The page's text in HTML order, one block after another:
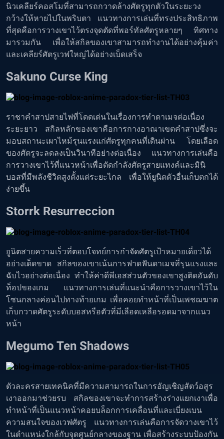
นิวเคลียร์คอสโมที่สามารถกวาดล้างศัตรูทุกตัวในระยะวง
กว้างให้หายไปในพริบตา แนวทางการเล่นที่ทรงประสิทธิภาพ
ที่สุดคือการวางเขาไว้ตรงจุดตัดที่พอร์ทัลศัตรูหลายๆ ทิศทาง
มารวมกัน เพื่อให้สกิลของเขาสามารถทำงานได้อย่างคุ้มค่า
และเคลียร์ศัตรูเวฟใหญ่ได้อย่างเบ็ดเสร็จ
Sakuno Curse King
ราชาคำสาปสายไฟที่โดดเด่นในเรื่องการทำดาเมจต่อเนื่อง
ระยะยาว สกิลหลักของเขาคือการกางอาณาเขตคำสาปซึ่งจะ
มอบสถานะเผาไหม้รุนแรงแก่ศัตรูทุกคนที่เดินผ่าน โดยเลือด
ของศัตรูจะลดลงเป็นวินาทีอย่างต่อเนื่อง แนวทางการเล่นคือ
การวางเขาไว้ที่แนวหน้าเพื่อตัดกำลังศัตรูสายแทงค์และมินิ
บอสที่มีพลังชีวิตสูงตั้งแต่ระยะไกล เพื่อให้ยูนิตตัวอื่นเก็บตกได้
ง่ายขึ้น
Storrk Resurreccion
ยูนิตสายความเร็วที่ตอบโจทย์การกำจัดศัตรูเป้าหมายเดี่ยวได้
อย่างเด็ดขาด สกิลของเขาเน้นการฟาดฟันดาเมจที่รุนแรงและ
ฉับไวอย่างต่อเนื่อง ทำให้ค่าดีพีเอสส่วนตัวของเขาสูงติดอันดับ
ท็อปของเกม แนวทางการเล่นที่แนะนำคือการวางเขาไว้ใน
โซนกลางค่อนไปทางท้ายเกม เพื่อคอยทำหน้าที่เป็นเพชฌฆาต
เก็บกวาดศัตรูระดับบอสหรือตัวที่มีเลือดเหลือรอดมาจากแนว
หน้า
Megumo Ten Shadows
ตัวละครสายเทคนิคที่มีความสามารถในการอัญเชิญสัตว์อสูร
เงาออกมาช่วยรบ สกิลของเขาจะทำการสร้างร่างแยกเงาเพื่อ
ทำหน้าที่เป็นแนวหน้าคอยบล็อกการเคลื่อนที่และเบี่ยงเบน
ความสนใจของเวฟศัตรู แนวทางการเล่นคือการจัดวางเขาไว้
ในตำแหน่งใกล้กับจุดศูนย์กลางของฐาน เพื่อสร้างระบบป้องกัน